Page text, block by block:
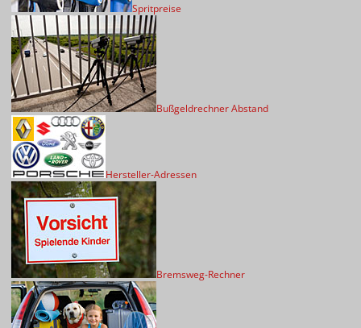
Spritpreise
Bußgeldrechner Abstand
Hersteller-Adressen
Bremsweg-Rechner